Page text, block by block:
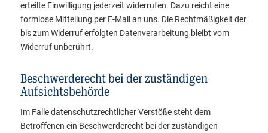
erteilte Einwilligung jederzeit widerrufen. Dazu reicht eine
formlose Mitteilung per E-Mail an uns. Die Rechtmäßigkeit der
bis zum Widerruf erfolgten Datenverarbeitung bleibt vom
Widerruf unberührt.
Beschwerderecht bei der zuständigen
Aufsichtsbehörde
Im Falle datenschutzrechtlicher Verstöße steht dem
Betroffenen ein Beschwerderecht bei der zuständigen